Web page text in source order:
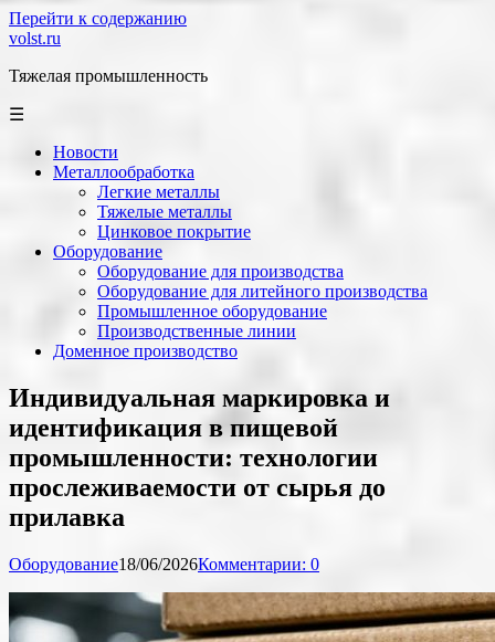
Перейти к содержанию
volst.ru
Тяжелая промышленность
☰
Новости
Металлообработка
Легкие металлы
Тяжелые металлы
Цинковое покрытие
Оборудование
Оборудование для производства
Оборудование для литейного производства
Промышленное оборудование
Производственные линии
Доменное производство
Индивидуальная маркировка и
идентификация в пищевой
промышленности: технологии
прослеживаемости от сырья до
прилавка
Оборудование18/06/2026Комментарии: 0